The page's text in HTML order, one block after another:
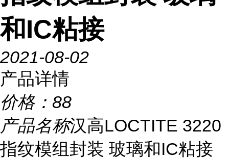
和IC粘接
2021-08-02
产品详情
价格： 88
产品名称汉高LOCTITE 3220
指纹模组封装 玻璃和IC粘接